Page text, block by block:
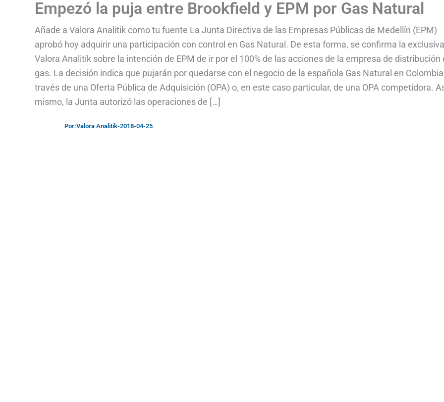
Empezó la puja entre Brookfield y EPM por Gas Natural
Añade a Valora Analitik como tu fuente La Junta Directiva de las Empresas Públicas de Medellín (EPM)
aprobó hoy adquirir una participación con control en Gas Natural. De esta forma, se confirma la
Valora Analitik sobre la intención de EPM de ir por el 100% de las acciones de la empresa de distribución
gas. La decisión indica que pujarán por quedarse con el negocio de la española Gas Natural en
través de una Oferta Pública de Adquisición (OPA) o, en este caso particular, de una OPA competidora.
mismo, la Junta autorizó las operaciones de […]
Por:Valora Analitik-2018-04-25